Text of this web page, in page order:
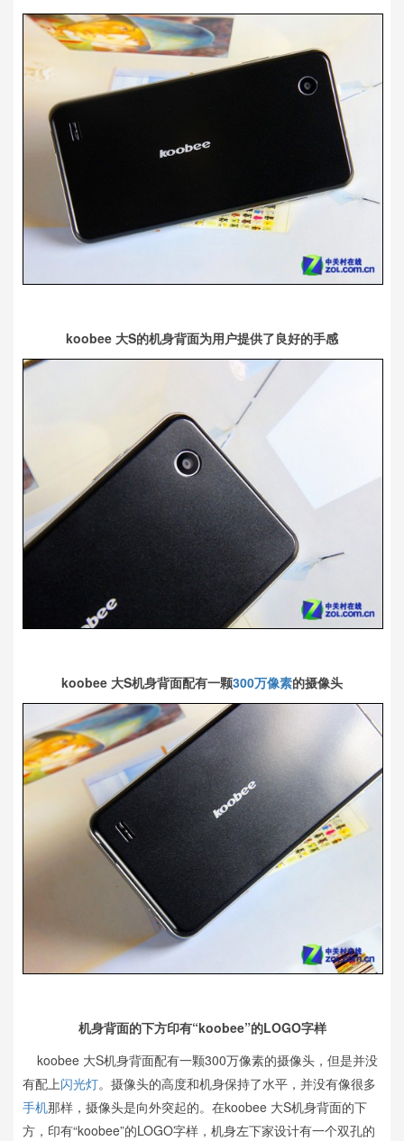
koobee 大S的机身背面为用户提供了良好的手感
koobee 大S机身背面配有一颗300万像素的摄像头
机身背面的下方印有“koobee”的LOGO字样
koobee 大S机身背面配有一颗300万像素的摄像头，但是并没
有配上闪光灯。摄像头的高度和机身保持了水平，并没有像很多
手机那样，摄像头是向外突起的。在koobee 大S机身背面的下
方，印有“koobee”的LOGO字样，机身左下家设计有一个双孔的